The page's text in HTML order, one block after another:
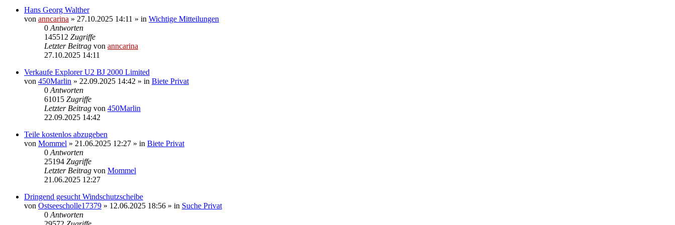
Hans Georg Walther
von anncarina » 27.10.2025 14:11 » in Wichtige Mitteilungen
0 Antworten
145512 Zugriffe
Letzter Beitrag von anncarina
27.10.2025 14:11
Verkaufe Explorer U2 BJ 2000 Limited
von 450Marlin » 22.09.2025 14:42 » in Biete Privat
0 Antworten
61015 Zugriffe
Letzter Beitrag von 450Marlin
22.09.2025 14:42
Teile kostenlos abzugeben
von Mommel » 21.06.2025 12:27 » in Biete Privat
0 Antworten
25194 Zugriffe
Letzter Beitrag von Mommel
21.06.2025 12:27
Dringend gesucht Windschutzscheibe
von Ostseescholle17379 » 12.06.2025 18:56 » in Suche Privat
0 Antworten